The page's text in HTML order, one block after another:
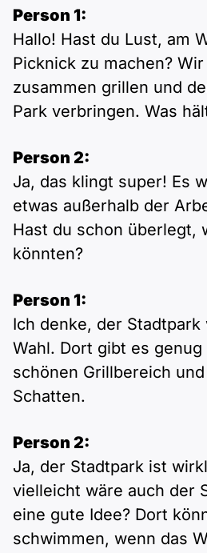
Person 1:
Hallo! Hast du Lust, am
Picknick zu machen?
zusammen grillen und
Park verbringen. Was
Person 2:
Ja, das klingt super! Es
etwas außerhalb der
Hast du schon überlegt,
könnten?
Person 1:
Ich denke, der
Wahl. Dort gibt es genug
schönen Grillbereich
Schatten.
Person 2:
Ja, der Stadtpark ist
vielleicht wäre auch der
eine gute Idee? Dort
schwimmen, wenn das